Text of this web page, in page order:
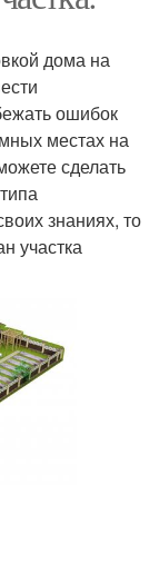
дома на
ошибок
местах на
сделать
знаниях, то
участка